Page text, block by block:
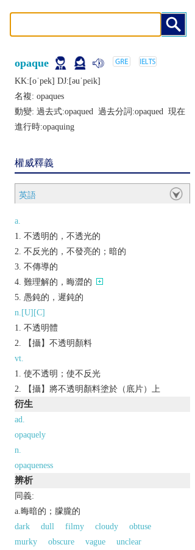
opaque
KK:[oˈpеk] DJ:[ǝuˈpеik]
名複: opaques
動變: 過去式:opaqued 過去分詞:opaqued 現在
進行時:opaquing
權威釋義
英語
a.
不透明的，不透光的
不反光的，不發亮的；暗的
不傳導的
難理解的，晦澀的
愚鈍的，遲鈍的
n.[U][C]
不透明體
【攝】不透明顏料
vt.
使不透明；使不反光
【攝】將不透明顏料塗於（底片）上
衍生
ad.
opaquely
n.
opaqueness
辨析
同義:
a.晦暗的；朦朧的
dark
dull filmy cloudy
obtuse
murky
obscure vague
unclear